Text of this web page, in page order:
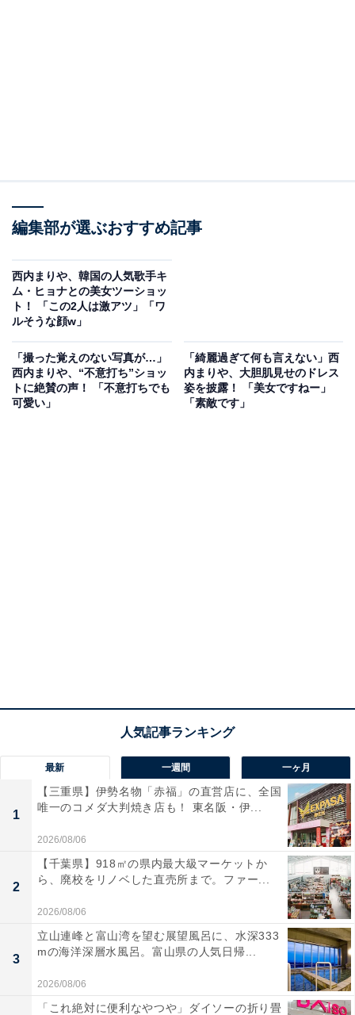
編集部が選ぶおすすめ記事
西内まりや、韓国の人気歌手キ
ム・ヒョナとの美女ツーショッ
ト！ 「この2人は激アツ」「ワ
ルそうな顔w」
「撮った覚えのない写真が…」
西内まりや、“不意打ち”ショッ
トに絶賛の声！ 「不意打ちでも
可愛い」
「綺麗過ぎて何も言えない」西
内まりや、大胆肌見せのドレス
姿を披露！ 「美女ですねー」
「素敵です」
最新 一週間 一ヶ月
1
【三重県】伊勢名物「赤福」の直営店に、全国
唯一のコメダ大判焼き店も！ 東名阪・伊...
2026/08/06
2
【千葉県】918㎡の県内最大級マーケットか
ら、廃校をリノベした直売所まで。ファー...
2026/08/06
3
立山連峰と富山湾を望む展望風呂に、水深333
mの海洋深層水風呂。富山県の人気日帰...
2026/08/06
「これ絶対に便利なやつや」ダイソーの折り畳